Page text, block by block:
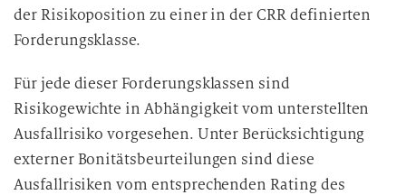
der Risikoposition zu einer in der CRR definierten
Forderungsklasse.
Für jede dieser Forderungsklassen sind
Risikogewichte in Abhängigkeit vom unterstellten
Ausfallrisiko vorgesehen. Unter Berücksichtigung
externer Bonitätsbeurteilungen sind diese
Ausfallrisiken vom entsprechenden Rating des